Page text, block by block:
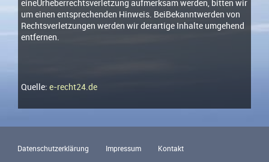
eineUrheberrechtsverletzung aufmerksam werden, bitten wir
um einen entsprechenden Hinweis. BeiBekanntwerden von
Rechtsverletzungen werden wir derartige Inhalte umgehend
entfernen.
Quelle: e-recht24.de
Datenschutzerklärung Impressum Kontakt